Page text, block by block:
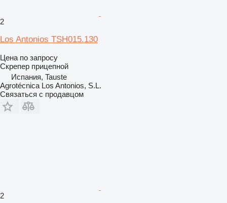
2
Los Antonios TSH015.130
Цена по запросу
Скрепер прицепной
Испания, Tauste
Agrotécnica Los Antonios, S.L.
Связаться с продавцом
2